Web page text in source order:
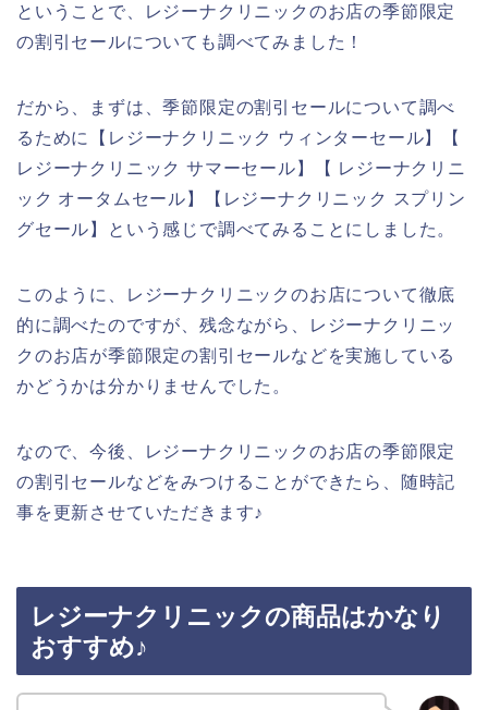
ということで、レジーナクリニックのお店の季節限定
の割引セールについても調べてみました！
だから、まずは、季節限定の割引セールについて調べ
るために【レジーナクリニック ウィンターセール】【
レジーナクリニック サマーセール】【 レジーナクリニ
ック オータムセール】【レジーナクリニック スプリン
グセール】という感じで調べてみることにしました。
このように、レジーナクリニックのお店について徹底
的に調べたのですが、残念ながら、レジーナクリニッ
クのお店が季節限定の割引セールなどを実施している
かどうかは分かりませんでした。
なので、今後、レジーナクリニックのお店の季節限定
の割引セールなどをみつけることができたら、随時記
事を更新させていただきます♪
レジーナクリニックの商品はかなり
おすすめ♪